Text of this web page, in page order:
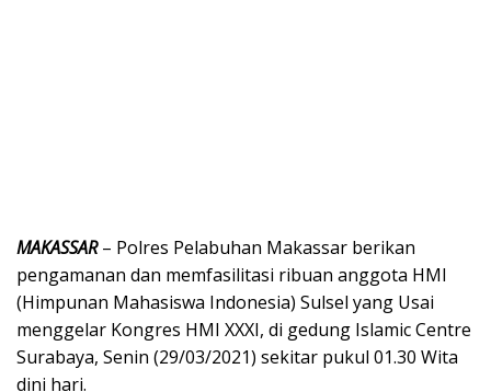
MAKASSAR– Polres Pelabuhan Makassar berikan
pengamanan dan memfasilitasi ribuan anggota HMI
(Himpunan Mahasiswa Indonesia) Sulsel yang Usai
menggelar Kongres HMI XXXI, di gedung Islamic Centre
Surabaya, Senin (29/03/2021) sekitar pukul 01.30 Wita
dini hari.